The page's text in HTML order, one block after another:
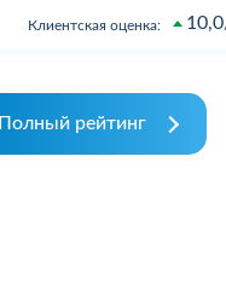
Клиентская оценка: 10,0
Полный рейтинг